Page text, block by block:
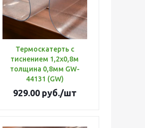
Термоскатерть с
тиснением 1,2х0,8м
толщина 0,8мм GW-
44131 (GW)
929.00руб./шт